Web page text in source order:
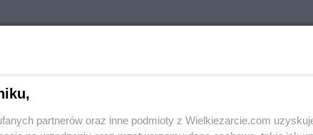
partnerów oraz inne podmioty z Wielkiezarcie.com